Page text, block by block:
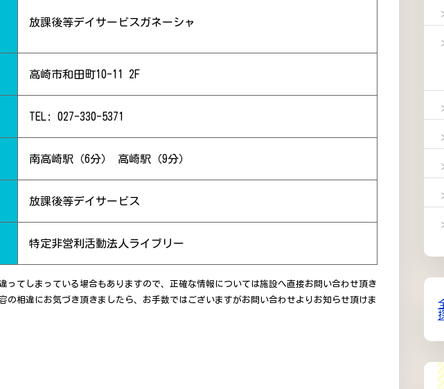
放課後等デイサービスガネーシャ
高崎市和田町10-11 2F
TEL: 027-330-5371
南高崎駅（6分） 高崎駅（9分）
放課後等デイサービス
特定非営利活動法人ライブリー
ってしまっている場合もありますので、正確な情報については施設へ直接お問い合わせ頂き
の相違にお気づき頂きましたら、お手数ではございますがお問い合わせよりお知らせ頂けま